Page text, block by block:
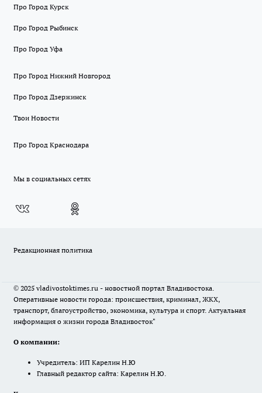
Про Город Курск
Про Город Рыбинск
Про Город Уфа
Про Город Нижний Новгород
Про Город Дзержинск
Твои Новости
Про Город Краснодара
Мы в социальных сетях
Редакционная политика
© 2025 vladivostoktimes.ru - новостной портал Владивостока.
Оперативные новости города: происшествия, криминал, ЖКХ,
транспорт, благоустройство, экономика, культура и спорт. Актуальная
информация о жизни города Владивосток"
О компании:
Учредитель: ИП Карелин Н.Ю
Главный редактор сайта: Карелин Н.Ю.